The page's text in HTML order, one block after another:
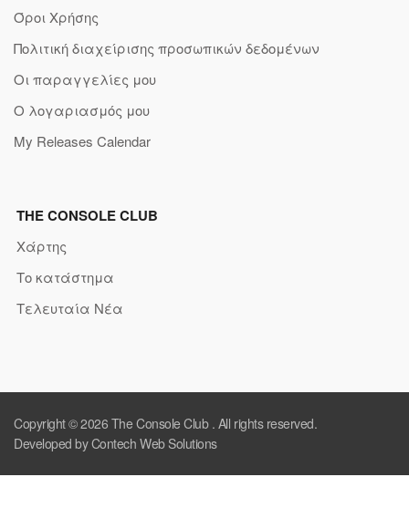
Όροι Χρήσης
Πολιτική διαχείρισης προσωπικών δεδομένων
Οι παραγγελίες μου
Ο λογαριασμός μου
My Releases Calendar
THE CONSOLE CLUB
Χάρτης
Το κατάστημα
Τελευταία Νέα
Copyright © 2026 The Console Club. All rights reserved.
Developed by Contech Web Solutions